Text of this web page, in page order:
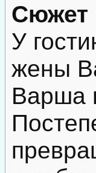
Сюжет
У
жены
Варша